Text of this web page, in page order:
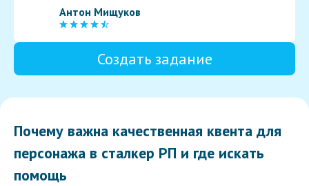
Антон Мищуков
Создать задание
Почему важна качественная квента для
персонажа в сталкер РП и где искать
помощь